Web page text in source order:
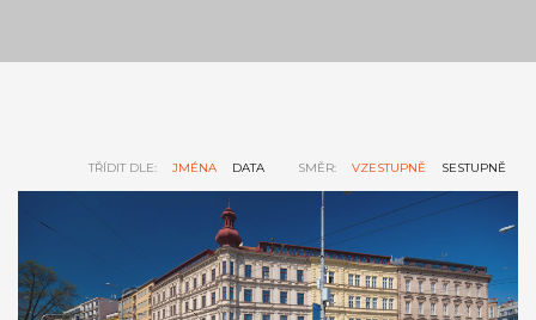
TŘÍDIT DLE: JMÉNA DATA SMĚR: VZESTUPNĚ SESTUPNĚ